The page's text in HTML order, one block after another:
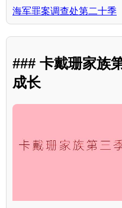
海军罪案调查处第二十季
### 卡戴珊家族
成长